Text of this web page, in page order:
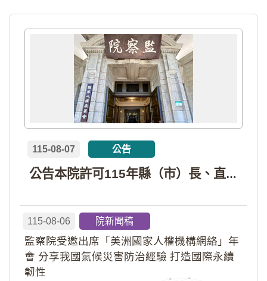
公告本院許可115年縣（市）長、直轄市議員、縣（市）議員擬參選人開立政治獻金專戶共計4戶。各專戶得收受政治獻金期間為自專戶許可設立日起至115年11月27日止，專戶名冊詳如附件。
115-08-07 公告
115-08-06 院新聞稿
監察院受邀出席「美洲國家人權機構網絡」年
會 分享我國氣候災害防治經驗 打造國際永續
韌性